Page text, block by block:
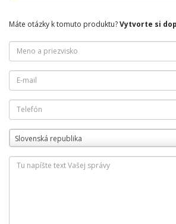
Máte otázky k tomuto produktu?Vytvorte si
Slovenská republika